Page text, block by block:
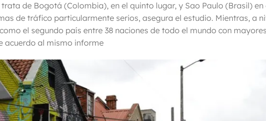
de Bogotá (Colombia), en el quinto lugar, y Sao Paulo (Brasil) en
de tráfico particularmente serios, asegura el estudio. Mientras, a
el segundo país entre 38 naciones de todo el mundo con
acuerdo al mismo informe